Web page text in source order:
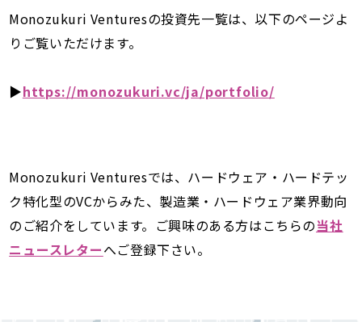
Monozukuri Venturesの投資先一覧は、以下のページよ
りご覧いただけます。
▶︎https://monozukuri.vc/ja/portfolio/
Monozukuri Venturesでは、ハードウェア・ハードテッ
ク特化型のVCからみた、製造業・ハードウェア業界動向
のご紹介をしています。ご興味のある方はこちらの当社
ニュースレターへご登録下さい。